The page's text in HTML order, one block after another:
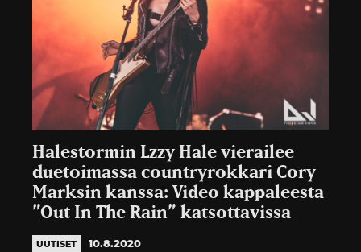
Halestormin Lzzy Hale vierailee
duetoimassa countryrokkari Cory
Marksin kanssa: Video kappaleesta
”Out In The Rain” katsottavissa
UUTISET 10.8.2020